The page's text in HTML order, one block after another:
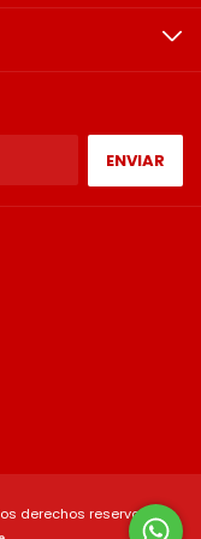
derechos reservados.